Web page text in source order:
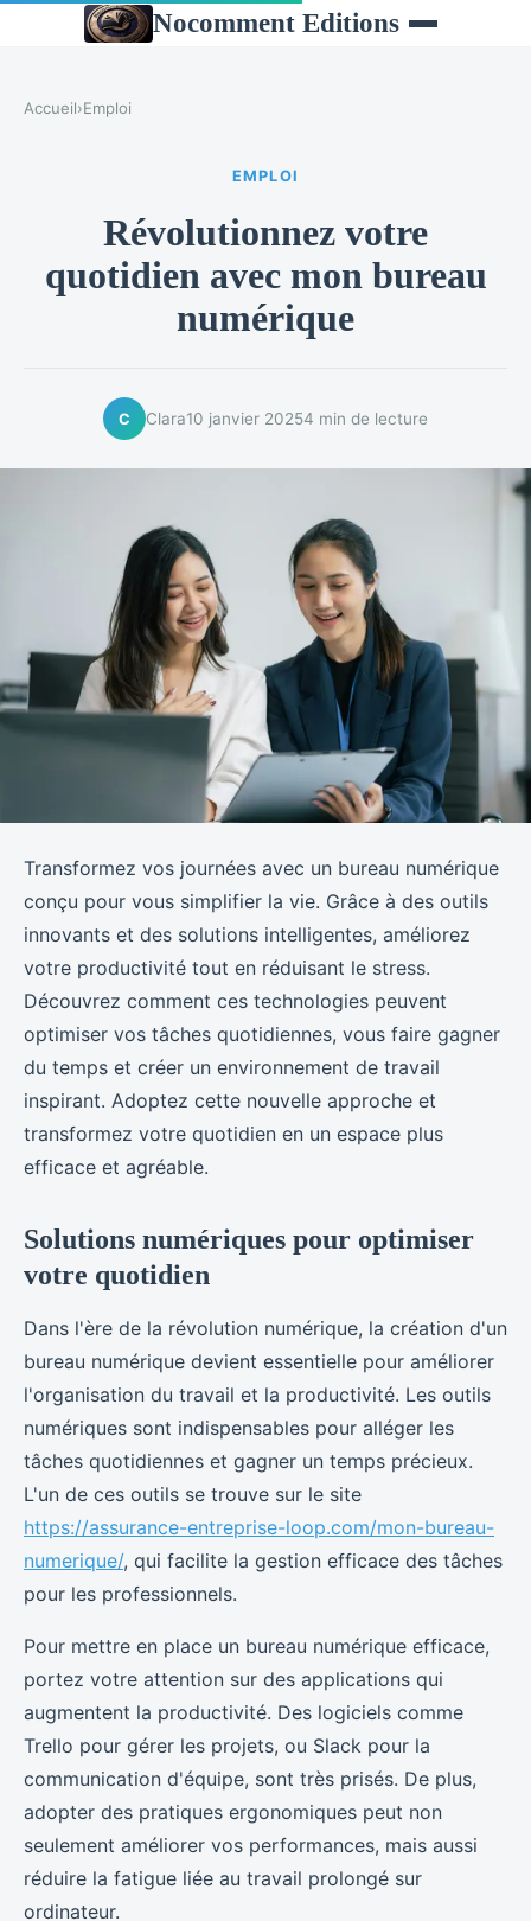
Nocomment Editions
Accueil›Emploi
EMPLOI
Révolutionnez votre
quotidien avec mon bureau
numérique
C Clara10 janvier 20254 min de lecture
Transformez vos journées avec un bureau numérique
conçu pour vous simplifier la vie. Grâce à des outils
innovants et des solutions intelligentes, améliorez
votre productivité tout en réduisant le stress.
Découvrez comment ces technologies peuvent
optimiser vos tâches quotidiennes, vous faire gagner
du temps et créer un environnement de travail
inspirant. Adoptez cette nouvelle approche et
transformez votre quotidien en un espace plus
efficace et agréable.
Solutions numériques pour optimiser
votre quotidien
Dans l'ère de la révolution numérique, la création d'un
bureau numérique devient essentielle pour améliorer
l'organisation du travail et la productivité. Les outils
numériques sont indispensables pour alléger les
tâches quotidiennes et gagner un temps précieux.
L'un de ces outils se trouve sur le site
https://assurance-entreprise-loop.com/mon-bureau-
numerique/, qui facilite la gestion efficace des tâches
pour les professionnels.
Pour mettre en place un bureau numérique efficace,
portez votre attention sur des applications qui
augmentent la productivité. Des logiciels comme
Trello pour gérer les projets, ou Slack pour la
communication d'équipe, sont très prisés. De plus,
adopter des pratiques ergonomiques peut non
seulement améliorer vos performances, mais aussi
réduire la fatigue liée au travail prolongé sur
ordinateur.